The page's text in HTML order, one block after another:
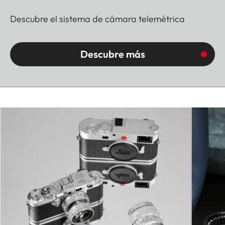
Descubre el sistema de cámara telemétrica
Descubre más